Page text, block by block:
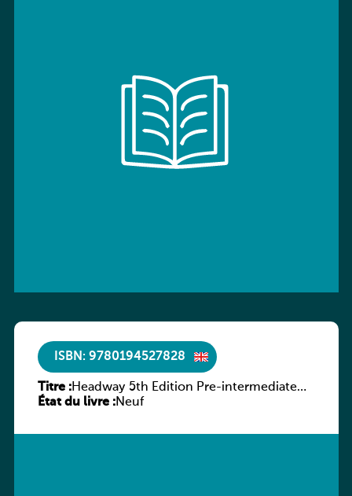
ISBN: 9780194527828
Titre :Headway 5th Edition Pre-intermediate
Culture and Literature Companion
État du livre :Neuf